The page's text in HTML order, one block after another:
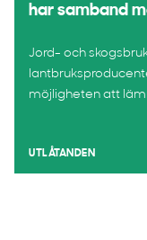
har samband
Jord- och
möjligheten att
UTLÅTANDEN